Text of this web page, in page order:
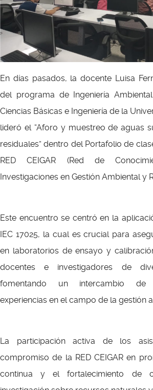
En días pasados, la docente Luisa
del programa de Ingeniería
Ciencias Básicas e Ingeniería de la
lideró el “Aforo y muestreo de aguas
residuales” dentro del Portafolio de
RED CEIGAR (Red de
Investigaciones en Gestión Ambiental y
Este encuentro se centró en la
IEC 17025, la cual es crucial para
en laboratorios de ensayo y
docentes e investigadores de
fomentando un intercambio de
experiencias en el campo de la gestión
La participación activa de los
compromiso de la RED CEIGAR en
continua y el fortalecimiento de